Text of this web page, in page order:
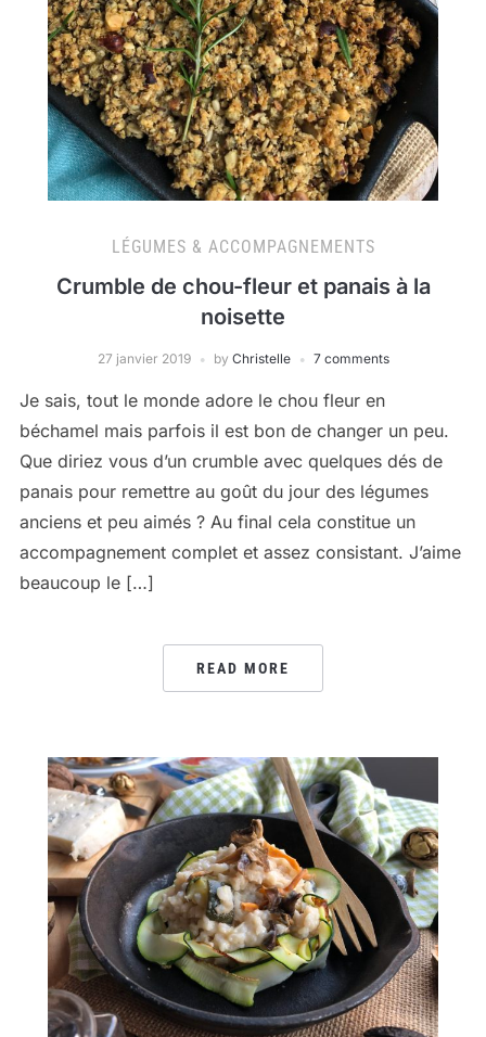
LÉGUMES & ACCOMPAGNEMENTS
Crumble de chou-fleur et panais à la
noisette
27 janvier 2019 by Christelle 7 comments
Je sais, tout le monde adore le chou fleur en
béchamel mais parfois il est bon de changer un peu.
Que diriez vous d’un crumble avec quelques dés de
panais pour remettre au goût du jour des légumes
anciens et peu aimés ? Au final cela constitue un
accompagnement complet et assez consistant. J’aime
beaucoup le […]
READ MORE